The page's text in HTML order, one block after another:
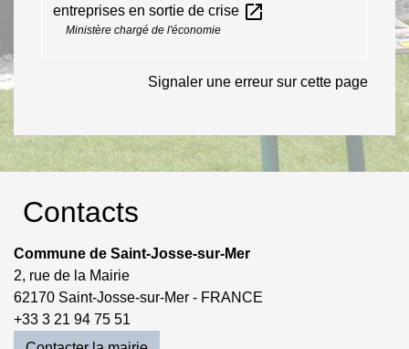
entreprises en sortie de crise open_in_new
Ministère chargé de l'économie
Signaler une erreur sur cette page
Contacts
Commune de Saint-Josse-sur-Mer
2, rue de la Mairie
62170 Saint-Josse-sur-Mer - FRANCE
+33 3 21 94 75 51